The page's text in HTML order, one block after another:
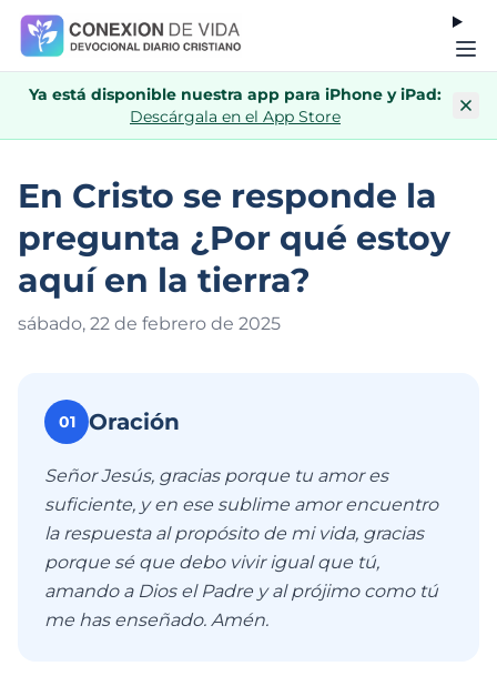
Ya está disponible nuestra app para iPhone y iPad:
Descárgala en el App Store
En Cristo se responde la
pregunta ¿Por qué estoy
aquí en la tierra?
sábado, 22 de febrero de 2025
01 Oración
Señor Jesús, gracias porque tu amor es
suficiente, y en ese sublime amor encuentro
la respuesta al propósito de mi vida, gracias
porque sé que debo vivir igual que tú,
amando a Dios el Padre y al prójimo como tú
me has enseñado. Amén.